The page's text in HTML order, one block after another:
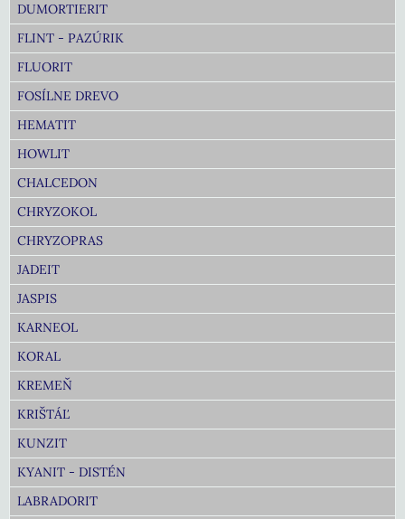
DUMORTIERIT
FLINT - PAZÚRIK
FLUORIT
FOSÍLNE DREVO
HEMATIT
HOWLIT
CHALCEDON
CHRYZOKOL
CHRYZOPRAS
JADEIT
JASPIS
KARNEOL
KORAL
KREMEŇ
KRIŠTÁĽ
KUNZIT
KYANIT - DISTÉN
LABRADORIT